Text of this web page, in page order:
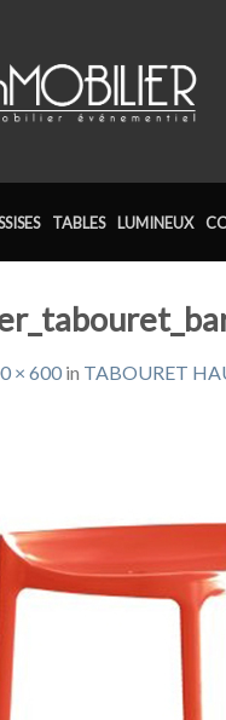
TABLES LUMINEUX
× 600 in TABOURET